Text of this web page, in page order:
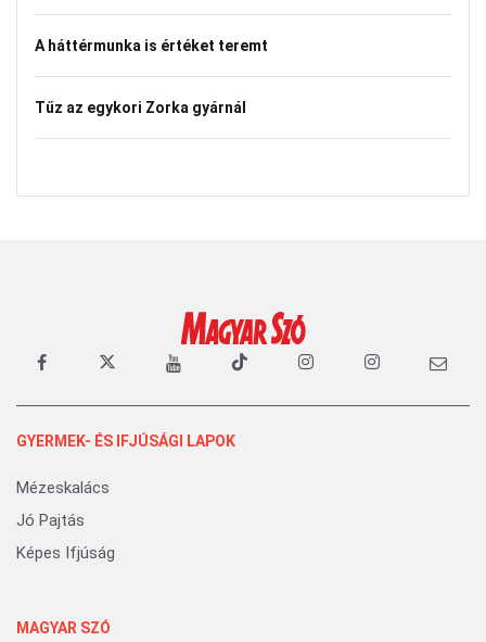
A háttérmunka is értéket teremt
Tűz az egykori Zorka gyárnál
GYERMEK- ÉS IFJÚSÁGI LAPOK
Mézeskalács
Jó Pajtás
Képes Ifjúság
MAGYAR SZÓ